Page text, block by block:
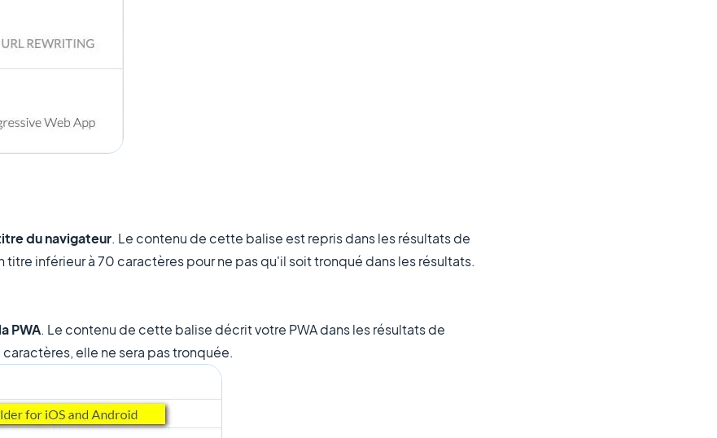
du navigateur. Le contenu de cette balise est repris dans les résultats de
inférieur à 70 caractères pour ne pas qu'il soit tronqué dans les résultats.
PWA. Le contenu de cette balise décrit votre PWA dans les résultats de
elle ne sera pas tronquée.